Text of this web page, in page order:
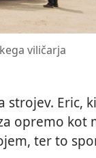
viličarja
strojev. Eric,
opremo kot
ter to